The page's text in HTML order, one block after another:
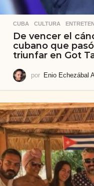
CUBA ,CULTURA ,
De vencer el
cubano que
triunfar en Got
por Enio Echezábal